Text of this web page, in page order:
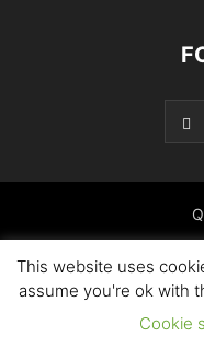
Colaborar en el blog
This website uses
assume you're ok with
Cookie